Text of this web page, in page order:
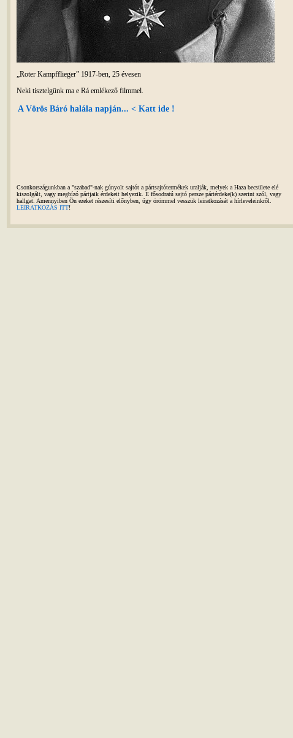
„Roter Kampfflieger” 1917-ben, 25 évesen
Neki tisztelgünk ma e Rá emlékező filmmel.
A Vörös Báró halála napján... < Katt ide !
Csonkországunkban a "szabad"-nak gúnyolt sajtót a pártsajtótermékek uralják, melyek a Haza becsülete elé
kiszolgált, vagy megbízó pártjaik érdekeit helyezik. E fősodratú sajtó persze pártérdeke(k) szerint szól, vagy
hallgat. Amennyiben Ön ezeket részesíti előnyben, úgy örömmel vesszük leiratkozását a hírleveleinkről.
LEIRATKOZÁS ITT!